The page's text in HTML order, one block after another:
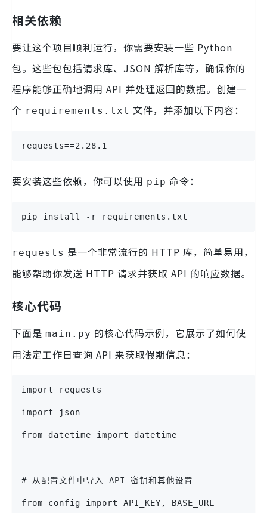
相关依赖
要让这个项目顺利运行，你需要安装一些 Python
包。这些包包括请求库、JSON 解析库等，确保你的
程序能够正确地调用 API 并处理返回的数据。创建一
个 requirements.txt 文件，并添加以下内容：
requests==2.28.1
要安装这些依赖，你可以使用 pip 命令：
pip install -r requirements.txt
requests 是一个非常流行的 HTTP 库，简单易用，
能够帮助你发送 HTTP 请求并获取 API 的响应数据。
核心代码
下面是 main.py 的核心代码示例，它展示了如何使
用法定工作日查询 API 来获取假期信息：
import requests
import json
from datetime import datetime
# 从配置文件中导入 API 密钥和其他设置
from config import API_KEY, BASE_URL